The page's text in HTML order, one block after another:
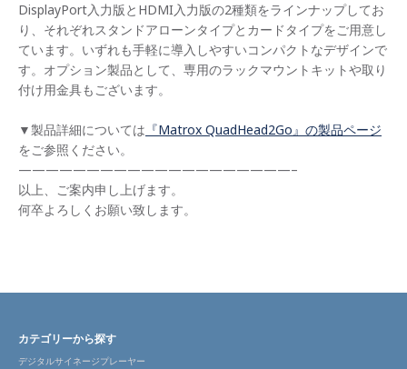
DisplayPort入力版とHDMI入力版の2種類をラインナップしてお
り、それぞれスタンドアローンタイプとカードタイプをご用意し
ています。いずれも手軽に導入しやすいコンパクトなデザインで
す。オプション製品として、専用のラックマウントキットや取り
付け用金具もございます。
▼製品詳細については 『Matrox QuadHead2Go』の製品ページ
をご参照ください。
————————————————————–
以上、ご案内申し上げます。
何卒よろしくお願い致します。
カテゴリーから探す
デジタルサイネージプレーヤー